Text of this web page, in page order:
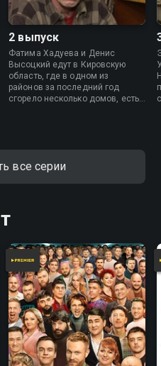
2 выпуск
Фатима Хадуева и Денис
Высоцкий едут в Кировскую
область, где в одном из
районов за последний год
сгорело несколько домов, есть
предстоит разобраться, кто
все серии